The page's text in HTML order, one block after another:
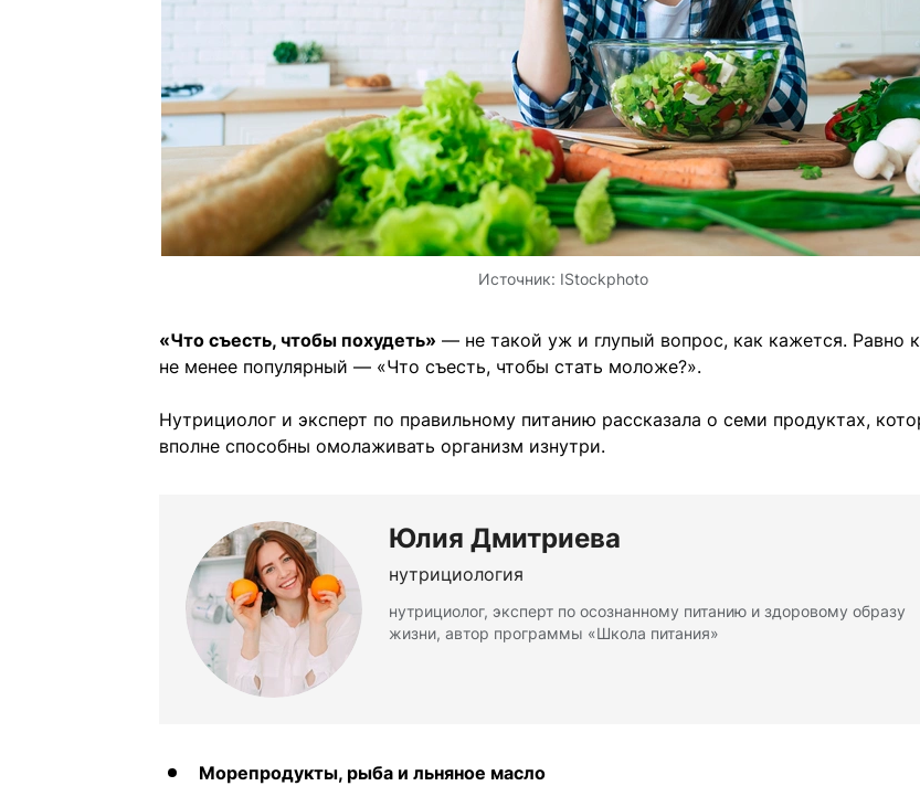
Источник: IStockphoto
«Что съесть, чтобы похудеть» — не такой уж и глупый вопрос, как кажется. Равно
не менее популярный — «Что съесть, чтобы стать моложе?».
Нутрициолог и эксперт по правильному питанию рассказала о семи продуктах,
вполне способны омолаживать организм изнутри.
Юлия Дмитриева
нутрициология
нутрициолог, эксперт по осознанному питанию и здоровому образу
жизни, автор программы «Школа питания»
Морепродукты, рыба и льняное масло